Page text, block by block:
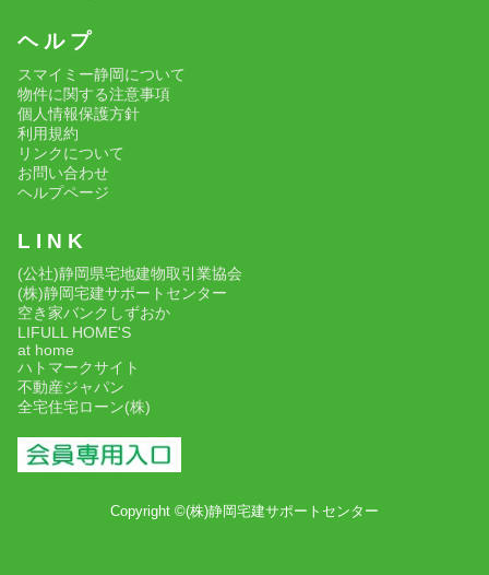
ヘ ル プ
スマイミー静岡について
物件に関する注意事項
個人情報保護方針
利用規約
リンクについて
お問い合わせ
ヘルプページ
L I N K
(公社)静岡県宅地建物取引業協会
(株)静岡宅建サポートセンター
空き家バンクしずおか
LIFULL HOME'S
at home
ハトマークサイト
不動産ジャパン
全宅住宅ローン(株)
Copyright ©(株)静岡宅建サポートセンター